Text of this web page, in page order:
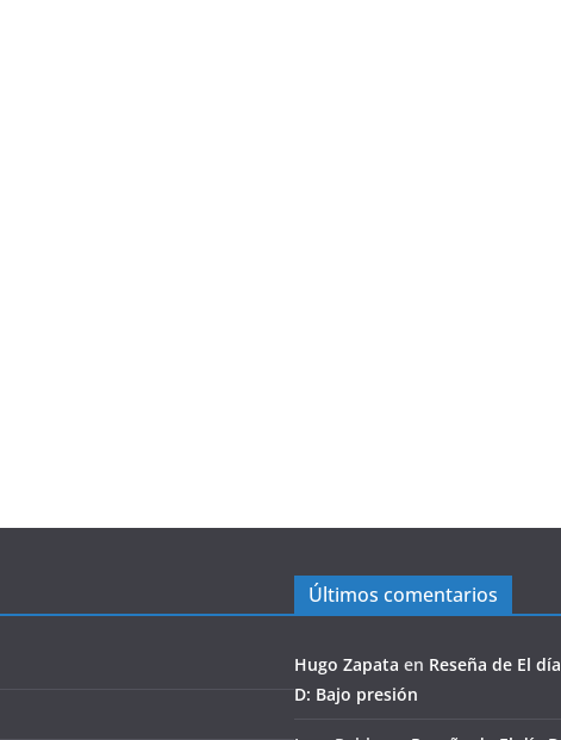
Últimos comentarios
Hugo Zapata en Reseña de El día
D: Bajo presión